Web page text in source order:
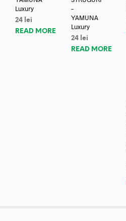
Luxury
24 lei
READ MORE
–
YAMUNA
Luxury
24 lei
READ MORE